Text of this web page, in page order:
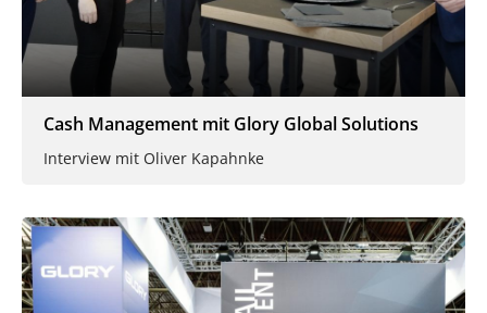
Cash Management mit Glory Global Solutions
Interview mit Oliver Kapahnke